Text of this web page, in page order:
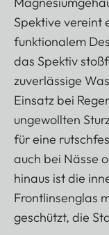
Spektive vereint
funktionalem
das Spektiv
zuverlässige
Einsatz bei
ungewollten
für eine
auch bei Nässe
hinaus ist die
Frontlinsenglas
geschützt, die